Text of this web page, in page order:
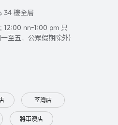
34 樓全層
12:00 nn-1:00 pm 只
至五，公眾假期除外)
荃灣店
將軍澳店